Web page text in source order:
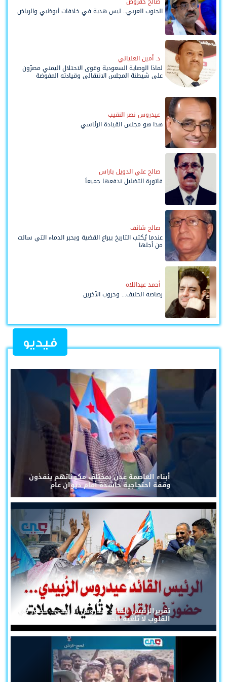
الجنوب العربي.. ليس هدية في خلافات أبوظبي والرياض
د. أمين العلياني
لماذا الوصاية السعودية وقوى الاحتلال اليمني مصرّون
على شيطنة المجلس الانتقالي وقيادته المفوضة
عيدروس نصر النقيب
هذا هو مجلس القيادة الرئاسي
صالح علي الدويل باراس
فاتورة التضليل ندفعها جميعاً
صالح شائف
عندما يُكتب التاريخ بيراع القضية وبحبر الدماء التي سالت
من أجلها
أحمد عبداللاه
رصاصة الحليف... وحروب الآخرين
فيديو
أبناء العاصمة عدن بمختلف مكوناتهم ينفذون
وقفة احتجاجية حاشدة أمام ديوان عام
تقريرالرئيس القائد عيدروس الزُبيدي... حضورٌ في
القلوب لا تُلغيه الحملات